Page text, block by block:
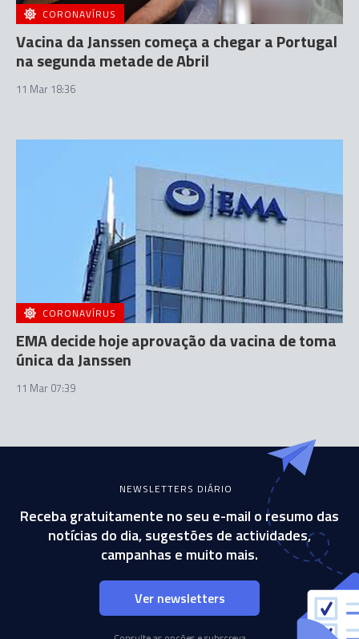
CORONAVÍRUS
Vacina da Janssen começa a chegar a Portugal
na segunda metade de Abril
11 Mar 18:36
CORONAVÍRUS
EMA decide hoje aprovação da vacina de toma
única da Janssen
11 Mar 07:39
NEWSLETTERS DIÁRIO
Receba gratuitamente no seu e-mail o resumo das
notícias do dia, sugestões de actividades,
campanhas e muito mais.
Ver newsletters